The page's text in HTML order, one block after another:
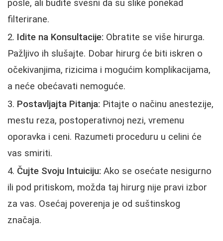
posle, ali budite svesni da su slike ponekad
filterirane.
Idite na Konsultacije: Obratite se više hirurga.
Pažljivo ih slušajte. Dobar hirurg će biti iskren o
očekivanjima, rizicima i mogućim komplikacijama,
a neće obećavati nemoguće.
Postavljajta Pitanja: Pitajte o načinu anestezije,
mestu reza, postoperativnoj nezi, vremenu
oporavka i ceni. Razumeti proceduru u celini će
vas smiriti.
Čujte Svoju Intuiciju: Ako se osećate nesigurno
ili pod pritiskom, možda taj hirurg nije pravi izbor
za vas. Osećaj poverenja je od suštinskog
značaja.